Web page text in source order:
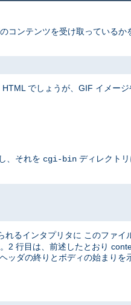
コンテンツを受け取っているか
でしょうが、GIF イメー
、それを cgi-bin ディレクト
れるインタプリタに このファイ
2 行目は、前述したとおり
ッダの終りとボディの始まりを